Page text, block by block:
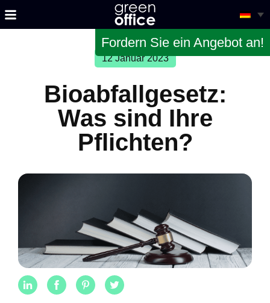
Fordern Sie ein Angebot an!
12 Januar 2023
Bioabfallgesetz:
Was sind Ihre
Pflichten?